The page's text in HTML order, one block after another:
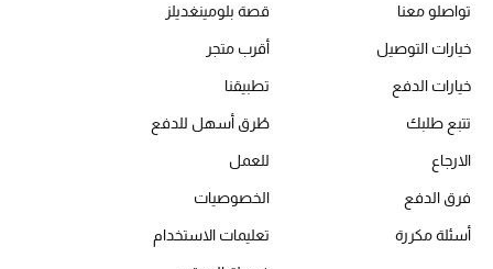
المكياج
مستحضرات العناية
مستحضرات الاستحمام والعناية بالجسم
العناية بالشعر
تواصلو معنا
خيارات التوصيل
خيارات الدفع
تتبع طلبك
الارجاع
فرق الدفع
أسئلة مكررة
قصة بلومينغديلز
أقرب متجر
تطبيقنا
طُرق أسهل للدفع
للعمل
الخصوصيات
تعليمات الاستخدام